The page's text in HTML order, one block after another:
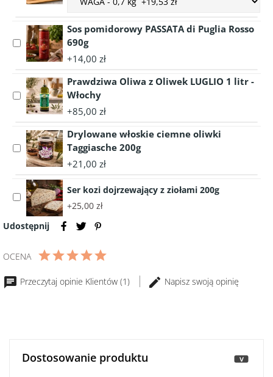
trybowany
kurczaka
nadbiebrzańskiego
accessory
Udziec
trybowany
z
nadbiebrzańskiego
Select
accessory
pomidorowy
PASSATA
di
Rosso
690g
Sos pomidorowy PASSATA di Puglia Rosso
690g
+14,00 zł
Select
accessory
Oliwa
Oliwek
litr
Włochy
Prawdziwa Oliwa z Oliwek LUGLIO 1 litr -
Włochy
+85,00 zł
Select
accessory
włoskie
ciemne
oliwki
Taggiasche
Drylowane włoskie ciemne oliwki
Taggiasche 200g
+21,00 zł
Select
accessory
Ser
dojrzewający
z
200g
Ser kozi dojrzewający z ziołami 200g
+25,00 zł
Udostępnij
OCENA
Przeczytaj opinie Klientów (1) Napisz swoją opinię
Dostosowanie produktu >